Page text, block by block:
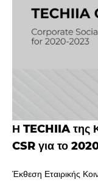
Η TECHIIA της
CSR για το
Έκθεση Εταιρικής